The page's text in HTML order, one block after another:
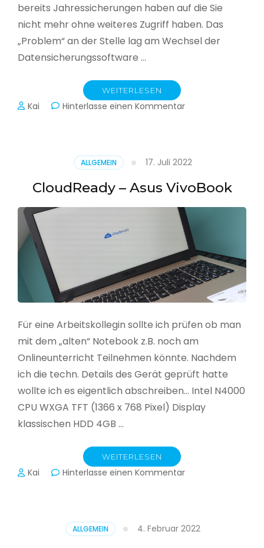
bereits Jahressicherungen haben auf die Sie
nicht mehr ohne weiteres Zugriff haben. Das
„Problem“ an der Stelle lag am Wechsel der
Datensicherungssoftware …
WEITERLESEN
Kai Hinterlasse einen Kommentarzu
Jahressicherung
ALLGEMEIN 17. Juli 2022
CloudReady – Asus VivoBook
Für eine Arbeitskollegin sollte ich prüfen ob man
mit dem „alten“ Notebook z.B. noch am
Onlineunterricht Teilnehmen könnte. Nachdem
ich die techn. Details des Gerät geprüft hatte
wollte ich es eigentlich abschreiben… Intel N4000
CPU WXGA TFT (1366 x 768 Pixel) Display
klassischen HDD 4GB …
WEITERLESEN
Kai Hinterlasse einen Kommentarzu
ALLGEMEIN 4. Februar 2022